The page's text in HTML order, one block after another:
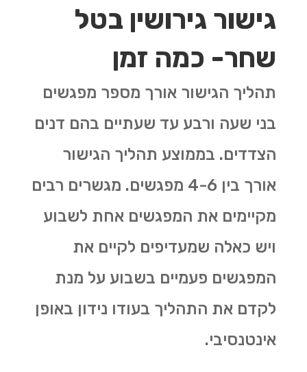
גישור גירושין בטל
שחר- כמה זמן
תהליך הגישור אורך מספר מפגשים
בני שעה ורבע עד שעתיים בהם דנים
הצדדים. בממוצע תהליך הגישור
אורך בין 4-6 מפגשים. מגשרים רבים
מקיימים את המפגשים אחת לשבוע
ויש כאלה שמעדיפים לקיים את
המפגשים פעמיים בשבוע על מנת
לקדם את התהליך בעודו נידון באופן
אינטנסיבי.